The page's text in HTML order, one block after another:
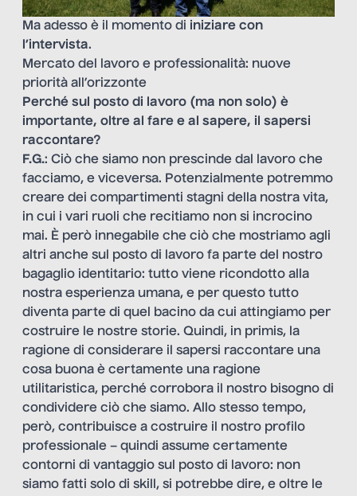
Ma adesso è il momento di iniziare con
l’intervista.
Mercato del lavoro e professionalità: nuove
priorità all’orizzonte
Perché sul posto di lavoro (ma non solo) è
importante, oltre al fare e al sapere, il sapersi
raccontare?
F.G.: Ciò che siamo non prescinde dal lavoro che
facciamo, e viceversa. Potenzialmente potremmo
creare dei compartimenti stagni della nostra vita,
in cui i vari ruoli che recitiamo non si incrocino
mai. È però innegabile che ciò che mostriamo agli
altri anche sul posto di lavoro fa parte del nostro
bagaglio identitario: tutto viene ricondotto alla
nostra esperienza umana, e per questo tutto
diventa parte di quel bacino da cui attingiamo per
costruire le nostre storie. Quindi, in primis, la
ragione di considerare il sapersi raccontare una
cosa buona è certamente una ragione
utilitaristica, perché corrobora il nostro bisogno di
condividere ciò che siamo. Allo stesso tempo,
però, contribuisce a costruire il nostro profilo
professionale – quindi assume certamente
contorni di vantaggio sul posto di lavoro: non
siamo fatti solo di skill, si potrebbe dire, e oltre le